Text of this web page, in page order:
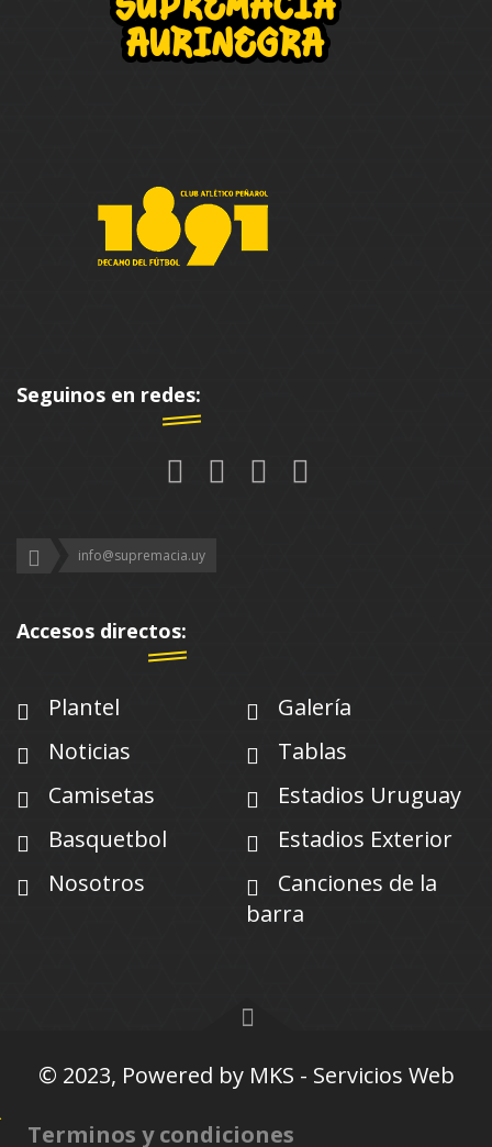
Seguinos en redes:
info@supremacia.uy
Accesos directos:
Plantel
Galería
Noticias
Tablas
Camisetas
Estadios Uruguay
Basquetbol
Estadios Exterior
Nosotros
Canciones de la
barra
© 2023, Powered by MKS - Servicios Web
Terminos y condiciones